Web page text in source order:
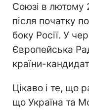
Союзі в лютому
після початку
боку Росії. У
Європейська
країни-
Цікаво і те, що
що Україна та